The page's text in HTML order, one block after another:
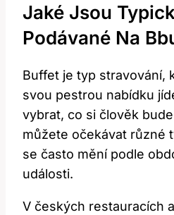
Jaké Jsou
Podávané Na
Buffet je typ stravování,
svou pestrou nabídku
vybrat, co si člověk
můžete očekávat různé
se často mění podle
události.
V českých restauracích